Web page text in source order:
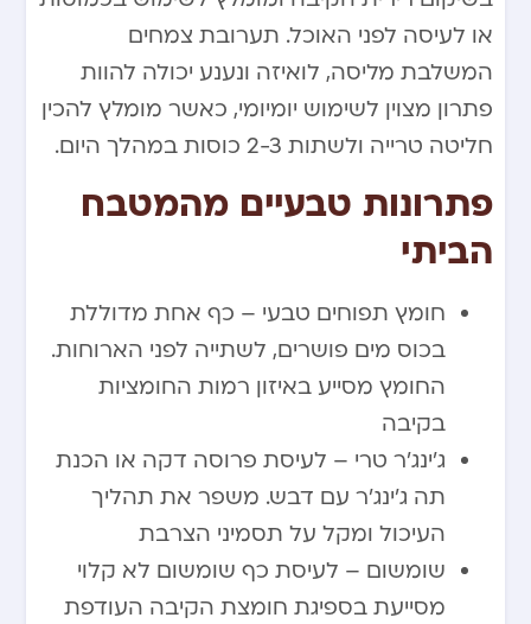
או לעיסה לפני האוכל. תערובת צמחים
המשלבת מליסה, לואיזה ונענע יכולה להוות
פתרון מצוין לשימוש יומיומי, כאשר מומלץ להכין
חליטה טרייה ולשתות 2-3 כוסות במהלך היום.
פתרונות טבעיים מהמטבח
הביתי
חומץ תפוחים טבעי – כף אחת מדוללת
בכוס מים פושרים, לשתייה לפני הארוחות.
החומץ מסייע באיזון רמות החומציות
בקיבה
ג’ינג’ר טרי – לעיסת פרוסה דקה או הכנת
תה ג’ינג’ר עם דבש. משפר את תהליך
העיכול ומקל על תסמיני הצרבת
שומשום – לעיסת כף שומשום לא קלוי
מסייעת בספיגת חומצת הקיבה העודפת